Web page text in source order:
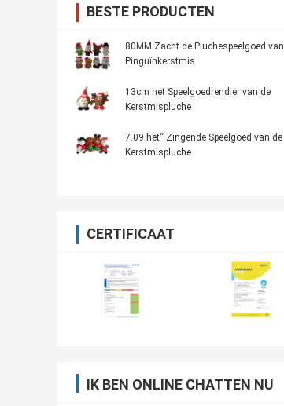
BESTE PRODUCTEN
80MM Zacht de Pluchespeelgoed van
Pinguïnkerstmis
13cm het Speelgoedrendier van de
Kerstmispluche
7.09 het“ Zingende Speelgoed van de
Kerstmispluche
CERTIFICAAT
IK BEN ONLINE CHATTEN NU